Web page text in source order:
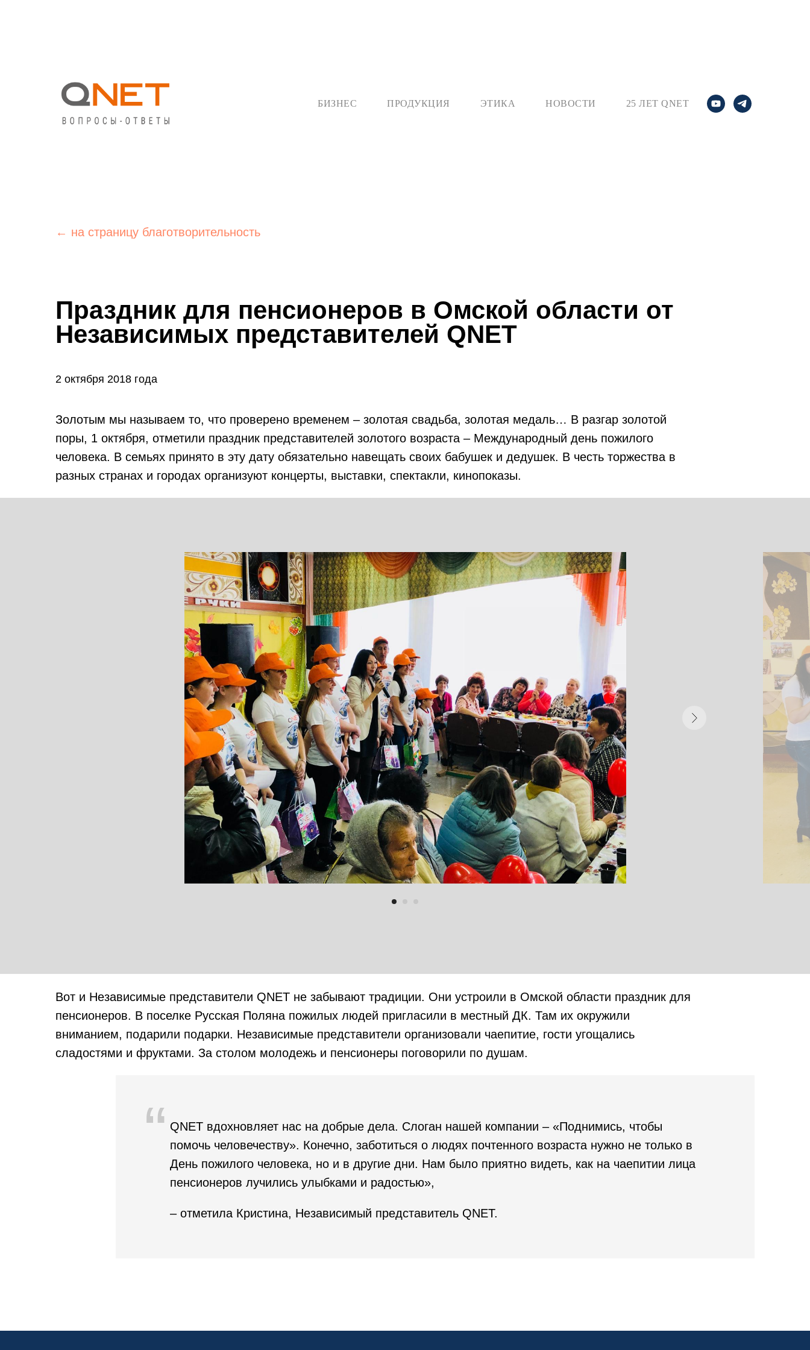
БИЗНЕС ПРОДУКЦИЯ ЭТИКА НОВОСТИ 25 ЛЕТ QNET
← на страницу благотворительность
Праздник для пенсионеров в Омской области от
Независимых представителей QNET
2 октября 2018 года
Золотым мы называем то, что проверено временем – золотая свадьба, золотая медаль… В разгар золотой
поры, 1 октября, отметили праздник представителей золотого возраста – Международный день пожилого
человека. В семьях принято в эту дату обязательно навещать своих бабушек и дедушек. В честь торжества в
разных странах и городах организуют концерты, выставки, спектакли, кинопоказы.
Вот и Независимые представители QNET не забывают традиции. Они устроили в Омской области праздник для
пенсионеров. В поселке Русская Поляна пожилых людей пригласили в местный ДК. Там их окружили
вниманием, подарили подарки. Независимые представители организовали чаепитие, гости угощались
сладостями и фруктами. За столом молодежь и пенсионеры поговорили по душам.
“ QNET вдохновляет нас на добрые дела. Слоган нашей компании – «Поднимись, чтобы
помочь человечеству». Конечно, заботиться о людях почтенного возраста нужно не только в
День пожилого человека, но и в другие дни. Нам было приятно видеть, как на чаепитии лица
пенсионеров лучились улыбками и радостью»,
– отметила Кристина, Независимый представитель QNET.